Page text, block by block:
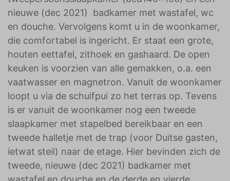
nieuwe (dec 2021) badkamer met wastafel, wc
en douche. Vervolgens komt u in de woonkamer,
die comfortabel is ingericht. Er staat een grote,
houten eettafel, zithoek en gashaard. De open
keuken is voorzien van alle gemakken, o.a. een
vaatwasser en magnetron. Vanuit de woonkamer
loopt u via de schuifpui zo het terras op. Tevens
is er vanuit de woonkamer nog een tweede
slaapkamer met stapelbed bereikbaar en een
tweede halletje met de trap (voor Duitse gasten,
ietwat steil) naar de etage. Hier bevinden zich de
tweede, nieuwe (dec 2021) badkamer met